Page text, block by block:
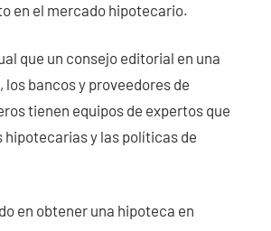
en el mercado hipotecario.
que un consejo editorial en una
bancos y proveedores de
tienen equipos de expertos que
hipotecarias y las políticas de
en obtener una hipoteca en